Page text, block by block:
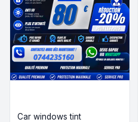
Car windows tint